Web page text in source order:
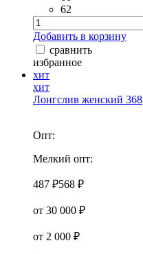
62
Добавить в корзину
сравнить
избранное
хит
хит
Лонгслив женский 368
Опт:
Мелкий опт:
487 ₽568 ₽
от 30 000 ₽
от 2 000 ₽